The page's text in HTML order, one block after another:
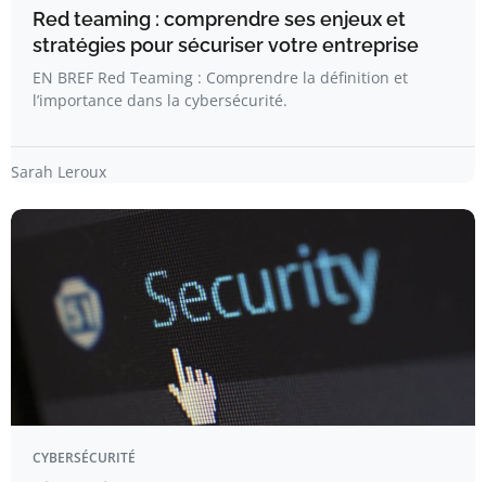
Red teaming : comprendre ses enjeux et
stratégies pour sécuriser votre entreprise
EN BREF Red Teaming : Comprendre la définition et
l’importance dans la cybersécurité.
Sarah Leroux
CYBERSÉCURITÉ